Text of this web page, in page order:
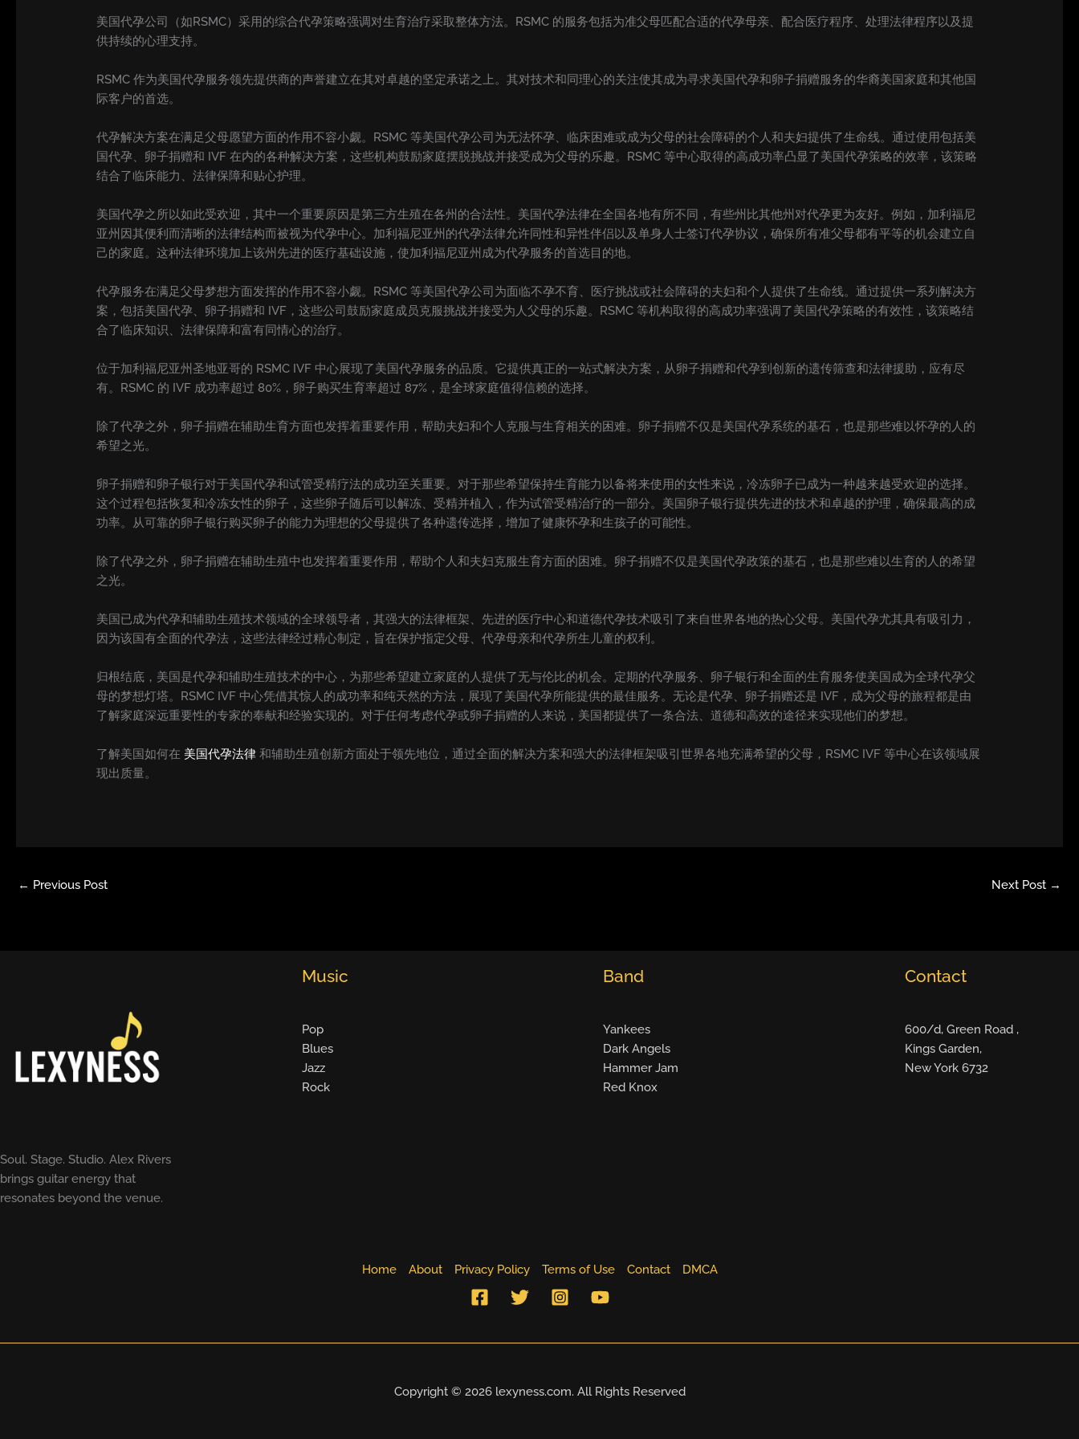
美国代孕公司（如RSMC）采用的综合代孕策略强调对生育治疗采取整体方法。RSMC 的服务包括为准父母匹配合适的代孕母亲、配合医疗程序、处理法律程序以及提
供持续的心理支持。
RSMC 作为美国代孕服务领先提供商的声誉建立在其对卓越的坚定承诺之上。其对技术和同理心的关注使其成为寻求美国代孕和卵子捐赠服务的华裔美国家庭和其他国
际客户的首选。
代孕解决方案在满足父母愿望方面的作用不容小觑。RSMC 等美国代孕公司为无法怀孕、临床困难或成为父母的社会障碍的个人和夫妇提供了生命线。通过使用包括美
国代孕、卵子捐赠和 IVF 在内的各种解决方案，这些机构鼓励家庭摆脱挑战并接受成为父母的乐趣。RSMC 等中心取得的高成功率凸显了美国代孕策略的效率，该策略
结合了临床能力、法律保障和贴心护理。
美国代孕之所以如此受欢迎，其中一个重要原因是第三方生殖在各州的合法性。美国代孕法律在全国各地有所不同，有些州比其他州对代孕更为友好。例如，加利福尼
亚州因其便利而清晰的法律结构而被视为代孕中心。加利福尼亚州的代孕法律允许同性和异性伴侣以及单身人士签订代孕协议，确保所有准父母都有平等的机会建立自
己的家庭。这种法律环境加上该州先进的医疗基础设施，使加利福尼亚州成为代孕服务的首选目的地。
代孕服务在满足父母梦想方面发挥的作用不容小觑。RSMC 等美国代孕公司为面临不孕不育、医疗挑战或社会障碍的夫妇和个人提供了生命线。通过提供一系列解决方
案，包括美国代孕、卵子捐赠和 IVF，这些公司鼓励家庭成员克服挑战并接受为人父母的乐趣。RSMC 等机构取得的高成功率强调了美国代孕策略的有效性，该策略结
合了临床知识、法律保障和富有同情心的治疗。
位于加利福尼亚州圣地亚哥的 RSMC IVF 中心展现了美国代孕服务的品质。它提供真正的一站式解决方案，从卵子捐赠和代孕到创新的遗传筛查和法律援助，应有尽
有。RSMC 的 IVF 成功率超过 80%，卵子购买生育率超过 87%，是全球家庭值得信赖的选择。
除了代孕之外，卵子捐赠在辅助生育方面也发挥着重要作用，帮助夫妇和个人克服与生育相关的困难。卵子捐赠不仅是美国代孕系统的基石，也是那些难以怀孕的人的
希望之光。
卵子捐赠和卵子银行对于美国代孕和试管受精疗法的成功至关重要。对于那些希望保持生育能力以备将来使用的女性来说，冷冻卵子已成为一种越来越受欢迎的选择。
这个过程包括恢复和冷冻女性的卵子，这些卵子随后可以解冻、受精并植入，作为试管受精治疗的一部分。美国卵子银行提供先进的技术和卓越的护理，确保最高的成
功率。从可靠的卵子银行购买卵子的能力为理想的父母提供了各种遗传选择，增加了健康怀孕和生孩子的可能性。
除了代孕之外，卵子捐赠在辅助生殖中也发挥着重要作用，帮助个人和夫妇克服生育方面的困难。卵子捐赠不仅是美国代孕政策的基石，也是那些难以生育的人的希望
之光。
美国已成为代孕和辅助生殖技术领域的全球领导者，其强大的法律框架、先进的医疗中心和道德代孕技术吸引了来自世界各地的热心父母。美国代孕尤其具有吸引力，
因为该国有全面的代孕法，这些法律经过精心制定，旨在保护指定父母、代孕母亲和代孕所生儿童的权利。
归根结底，美国是代孕和辅助生殖技术的中心，为那些希望建立家庭的人提供了无与伦比的机会。定期的代孕服务、卵子银行和全面的生育服务使美国成为全球代孕父
母的梦想灯塔。RSMC IVF 中心凭借其惊人的成功率和纯天然的方法，展现了美国代孕所能提供的最佳服务。无论是代孕、卵子捐赠还是 IVF，成为父母的旅程都是由
了解家庭深远重要性的专家的奉献和经验实现的。对于任何考虑代孕或卵子捐赠的人来说，美国都提供了一条合法、道德和高效的途径来实现他们的梦想。
了解美国如何在 美国代孕法律 和辅助生殖创新方面处于领先地位，通过全面的解决方案和强大的法律框架吸引世界各地充满希望的父母，RSMC IVF 等中心在该领域展
现出质量。
← Previous Post Next Post →
Soul. Stage. Studio. Alex Rivers
brings guitar energy that
resonates beyond the venue.
Music
Pop
Blues
Jazz
Rock
Band
Yankees
Dark Angels
Hammer Jam
Red Knox
Contact
600/d, Green Road ,
Kings Garden,
New York 6732
Home About Privacy Policy Terms of Use Contact DMCA
Copyright © 2026 lexyness.com. All Rights Reserved